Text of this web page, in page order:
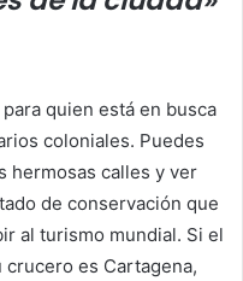
quien está en busca
coloniales. Puedes
hermosas calles y ver
de conservación que
al turismo mundial. Si el
es Cartagena,